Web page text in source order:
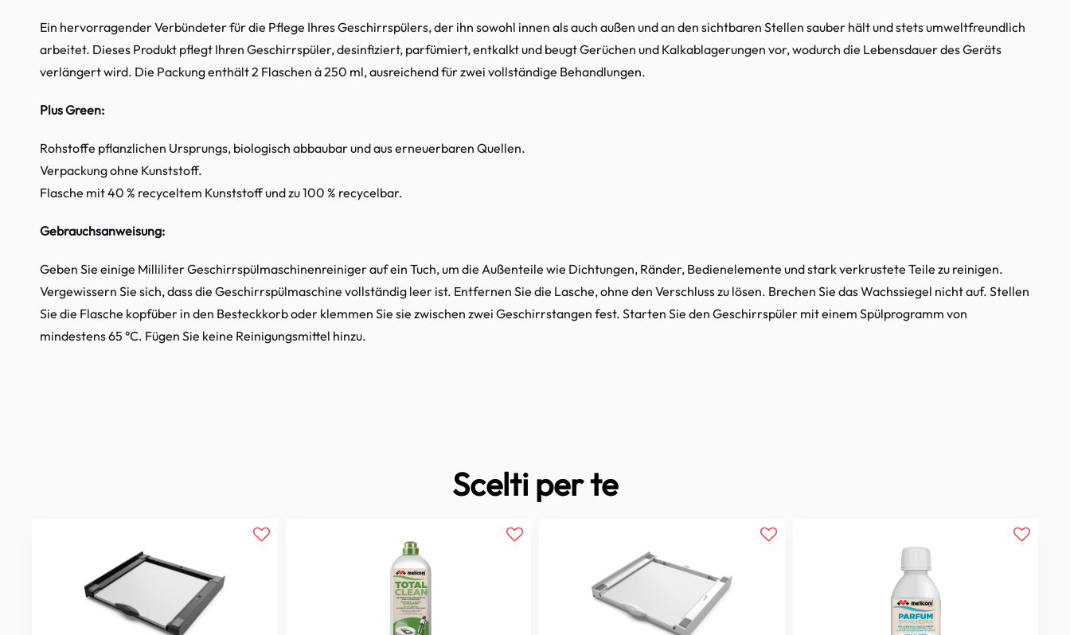
Ein hervorragender Verbündeter für die Pflege Ihres Geschirrspülers, der ihn sowohl innen als auch außen und an den sichtbaren Stellen sauber hält und stets umweltfreundlich
arbeitet. Dieses Produkt pflegt Ihren Geschirrspüler, desinfiziert, parfümiert, entkalkt und beugt Gerüchen und Kalkablagerungen vor, wodurch die Lebensdauer des Geräts
verlängert wird. Die Packung enthält 2 Flaschen à 250 ml, ausreichend für zwei vollständige Behandlungen.
Plus Green:
Rohstoffe pflanzlichen Ursprungs, biologisch abbaubar und aus erneuerbaren Quellen.
Verpackung ohne Kunststoff.
Flasche mit 40 % recyceltem Kunststoff und zu 100 % recycelbar.
Gebrauchsanweisung:
Geben Sie einige Milliliter Geschirrspülmaschinenreiniger auf ein Tuch, um die Außenteile wie Dichtungen, Ränder, Bedienelemente und stark verkrustete Teile zu reinigen.
Vergewissern Sie sich, dass die Geschirrspülmaschine vollständig leer ist. Entfernen Sie die Lasche, ohne den Verschluss zu lösen. Brechen Sie das Wachssiegel nicht auf. Stellen
Sie die Flasche kopfüber in den Besteckkorb oder klemmen Sie sie zwischen zwei Geschirrstangen fest. Starten Sie den Geschirrspüler mit einem Spülprogramm von
mindestens 65 °C. Fügen Sie keine Reinigungsmittel hinzu.
Scelti per te